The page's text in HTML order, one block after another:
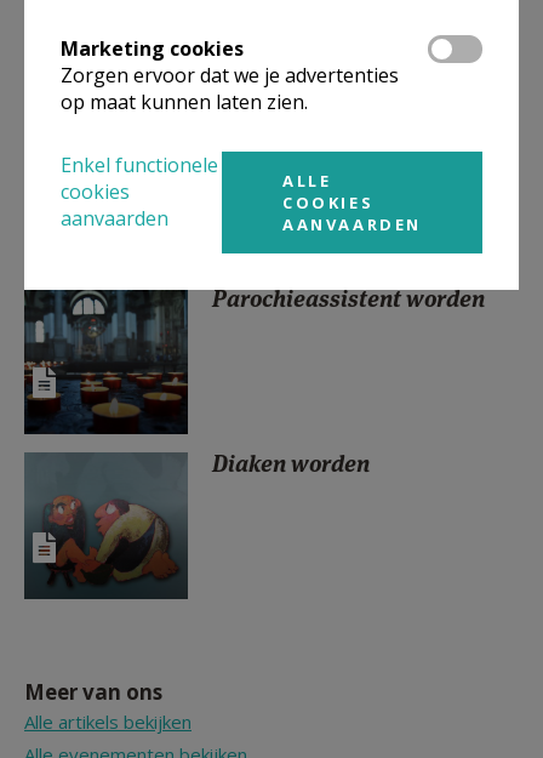
Parochieassistent worden
Diaken worden
Meer van ons
Alle artikels bekijken
Marketing cookies
Zorgen ervoor dat we je advertenties
op maat kunnen laten zien.
Enkel functionele
cookies
aanvaarden
ALLE
COOKIES
AANVAARDEN